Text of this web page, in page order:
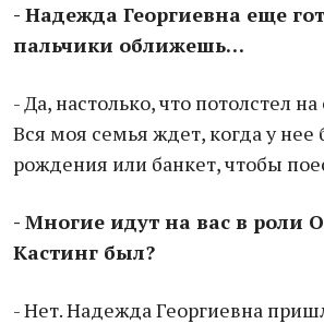
- Надежда Георгиевна еще
пальчики оближешь…
- Да, настолько, что потолстел
Вся моя семья ждет, когда у нее
рождения или банкет, чтобы
- Многие идут на вас в роли
Кастинг был?
- Нет. Надежда Георгиевна